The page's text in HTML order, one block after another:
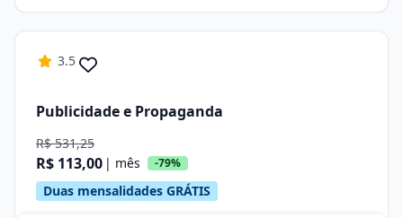
3.5
Publicidade e Propaganda
R$ 531,25
R$ 113,00 | mês -79%
Duas mensalidades GRÁTIS